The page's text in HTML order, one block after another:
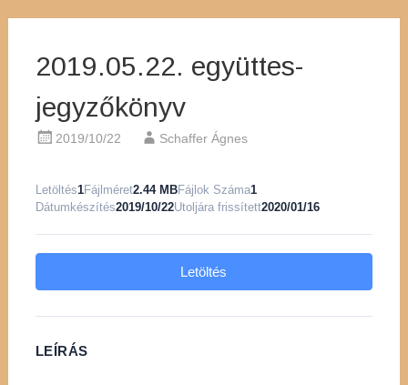
2019.05.22. együttes-
jegyzőkönyv
2019/10/22 Schaffer Ágnes
Letöltés1Fájlméret2.44 MBFájlok Száma1
Dátumkészítés2019/10/22Utoljára frissített2020/01/16
Letöltés
LEÍRÁS